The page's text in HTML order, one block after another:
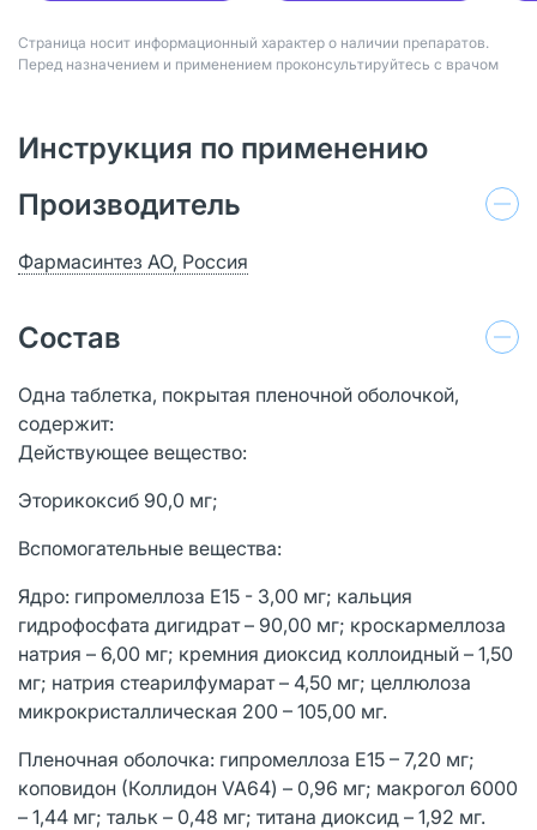
Страница носит информационный характер о наличии препаратов.
Перед назначением и применением проконсультируйтесь с врачом
Инструкция по применению
Производитель
Фармасинтез АО, Россия
Состав
Одна таблетка, покрытая пленочной оболочкой,
содержит:
Действующее вещество:
Эторикоксиб 90,0 мг;
Вспомогательные вещества:
Ядро: гипромеллоза Е15 - 3,00 мг; кальция
гидрофосфата дигидрат – 90,00 мг; кроскармеллоза
натрия – 6,00 мг; кремния диоксид коллоидный – 1,50
мг; натрия стеарилфумарат – 4,50 мг; целлюлоза
микрокристаллическая 200 – 105,00 мг.
Пленочная оболочка: гипромеллоза Е15 – 7,20 мг;
коповидон (Коллидон VA64) – 0,96 мг; макрогол 6000
– 1,44 мг; тальк – 0,48 мг; титана диоксид – 1,92 мг.